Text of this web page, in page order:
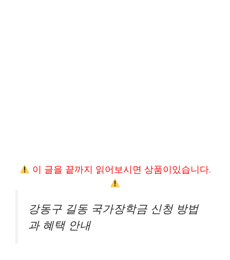
이 글을 끝까지 읽어보시면 상품이있습니다.
강동구 길동 국가장학금 신청 방법
과 혜택 안내